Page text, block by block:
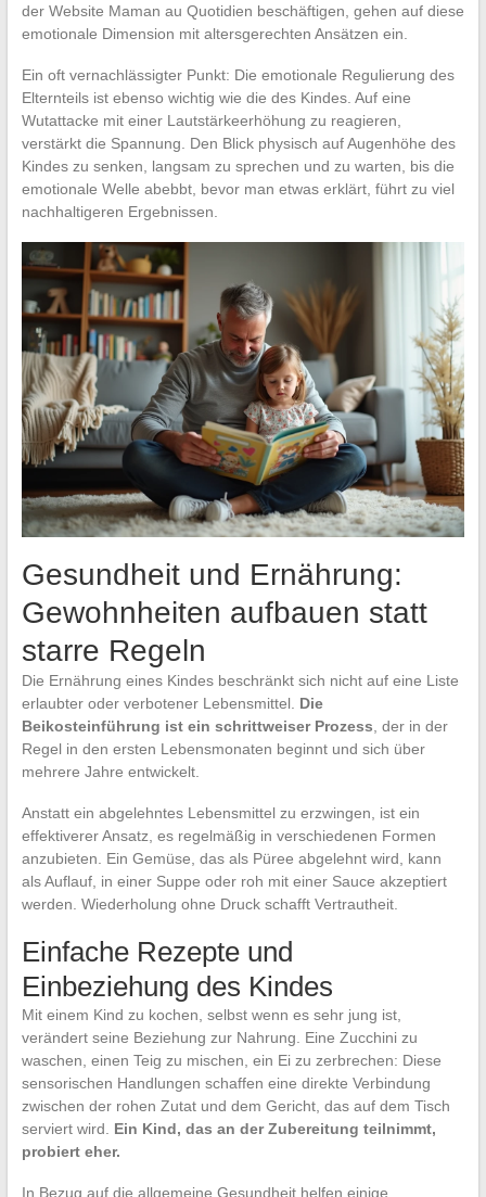
der Website Maman au Quotidien beschäftigen, gehen auf diese
emotionale Dimension mit altersgerechten Ansätzen ein.
Ein oft vernachlässigter Punkt: Die emotionale Regulierung des
Elternteils ist ebenso wichtig wie die des Kindes. Auf eine
Wutattacke mit einer Lautstärkeerhöhung zu reagieren,
verstärkt die Spannung. Den Blick physisch auf Augenhöhe des
Kindes zu senken, langsam zu sprechen und zu warten, bis die
emotionale Welle abebbt, bevor man etwas erklärt, führt zu viel
nachhaltigeren Ergebnissen.
Gesundheit und Ernährung:
Gewohnheiten aufbauen statt
starre Regeln
Die Ernährung eines Kindes beschränkt sich nicht auf eine Liste
erlaubter oder verbotener Lebensmittel. Die
Beikosteinführung ist ein schrittweiser Prozess , der in der
Regel in den ersten Lebensmonaten beginnt und sich über
mehrere Jahre entwickelt.
Anstatt ein abgelehntes Lebensmittel zu erzwingen, ist ein
effektiverer Ansatz, es regelmäßig in verschiedenen Formen
anzubieten. Ein Gemüse, das als Püree abgelehnt wird, kann
als Auflauf, in einer Suppe oder roh mit einer Sauce akzeptiert
werden. Wiederholung ohne Druck schafft Vertrautheit.
Einfache Rezepte und
Einbeziehung des Kindes
Mit einem Kind zu kochen, selbst wenn es sehr jung ist,
verändert seine Beziehung zur Nahrung. Eine Zucchini zu
waschen, einen Teig zu mischen, ein Ei zu zerbrechen: Diese
sensorischen Handlungen schaffen eine direkte Verbindung
zwischen der rohen Zutat und dem Gericht, das auf dem Tisch
serviert wird. Ein Kind, das an der Zubereitung teilnimmt,
probiert eher.
In Bezug auf die allgemeine Gesundheit helfen einige